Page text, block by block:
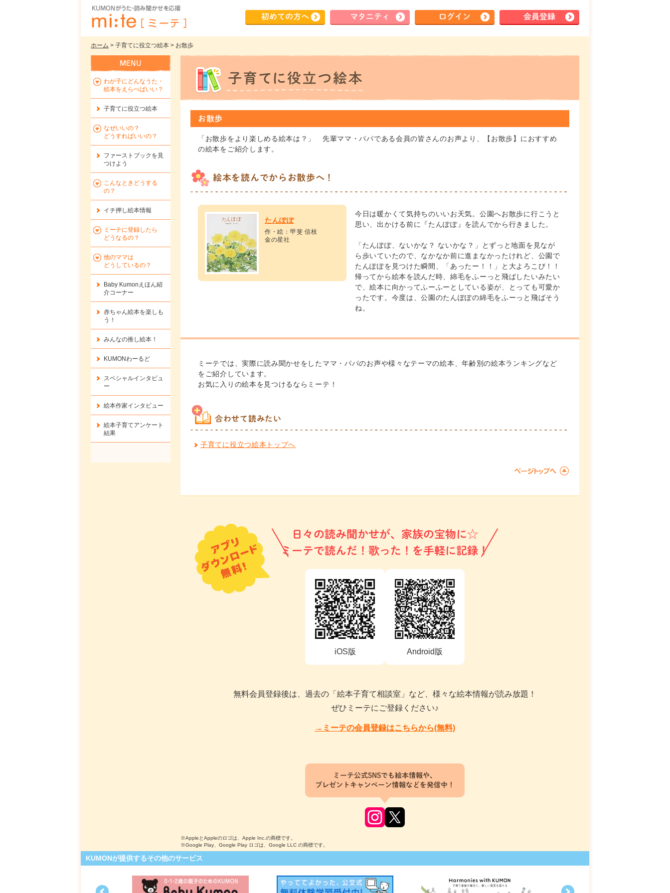
初めての方へ マタ ニティ ログイン 会員登録
ホーム > 子育てに役立つ絵本 > お散歩
お散歩
「お散歩をより楽しめる絵本は？」 先輩ママ・パパである会員の皆さんのお声より、【お散歩】におすすめ
の絵本をご紹介します。
絵本を読んでからお散歩へ！
たんぽぽ
作・絵：甲斐 信枝
金の星社
今日は暖かくて気持ちのいいお天気。公園へお散歩に行こうと
思い、出かける前に『たんぽぽ』を読んでから行きました。
「たんぽぽ、ないかな？ ないかな？」とずっと地面を見なが
ら歩いていたので、なかなか前に進まなかったけれど、公園で
たんぽぽを見つけた瞬間、「あったー！！」と大よろこび！！
帰ってから絵本を読んだ時、綿毛をふーっと飛ばしたいみたい
で、絵本に向かってふーふーとしている姿が、とっても可愛か
ったです。今度は、公園のたんぽぽの綿毛をふーっと飛ばそう
ね。
ミーテでは、実際に読み聞かせをしたママ・パパのお声や様々なテーマの絵本、年齢別の絵本ランキングなど
をご紹介しています。
お気に入りの絵本を見つけるならミーテ！
合わせて読みたい
子育てに役立つ絵本トップへ
わが子にどんなうた・
絵本をえらべばいい？
子育てに役立つ絵本
なぜいいの？
どうすればいいの？
ファーストブックを 見
つけよう
こんなときどうする
の？
イチ押し絵本情報
ミーテに登録したら
どうなるの？
他のママは
どうしているの？
Baby Kumonえほん紹
介コーナー
赤ちゃん絵本を楽しも
う！
みんなの推し絵本！
KUMONわーるど
スペシャルインタビュ
ー
絵本作家インタビュー
絵本子育てアンケート
結果
日々の読み聞かせが、家族の宝物に☆
ミーテで読んだ！歌った！を手軽に記録！
iOS版 Android版
無料会員登録後は、過去の「絵本子育て相談室」など、様々な絵本情報が読み放題！
ぜひミーテにご登録ください♪
→ミーテの会員登録はこちらから(無料)
ミーテ公式SNSでも絵本情報や、
プレゼントキャンペーン情報などを発信中！
※AppleとAppleのロゴは、Apple Inc.の商標です。
※Google Play、Google Play ロゴは、Google LLC の商標です。
KUMONが提供するその他のサービス